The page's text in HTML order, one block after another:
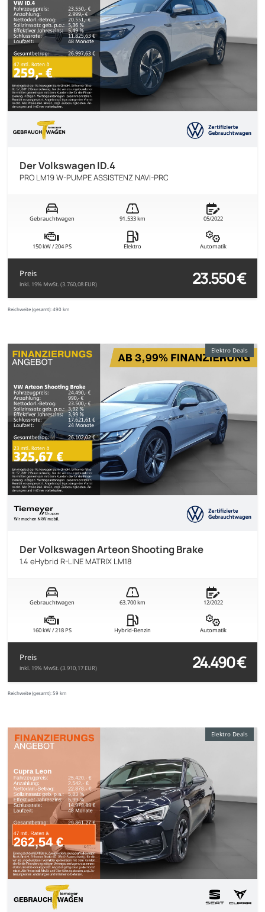
Der Volkswagen ID.4
PRO LM19 W-PUMPE ASSISTENZ NAVI-PRO
Gebrauchtwagen 91.533 km 05/2022
150 kW / 204 PS Elektro Automatik
Preis
inkl. 19% MwSt. (3.760,08 EUR) 23.550 €
Reichweite (gesamt): 490 km
Elektro Deals
Der Volkswagen Arteon Shooting Brake
1.4 eHybrid R-LINE MATRIX LM18
Gebrauchtwagen 63.700 km 12/2022
160 kW / 218 PS Hybrid-Benzin Automatik
Preis
inkl. 19% MwSt. (3.910,17 EUR) 24.490 €
Reichweite (gesamt): 59 km
Elektro Deals